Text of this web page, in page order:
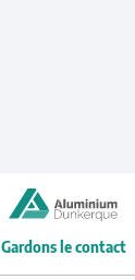
Gardons le contact